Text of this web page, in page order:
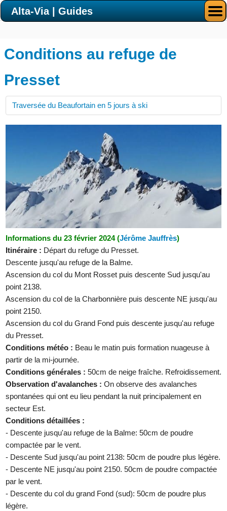
Conditions au refuge de
Presset
Traversée du Beaufortain en 5 jours à ski
Informations du 23 février 2024 (Jérôme Jauffrès)
Itinéraire : Départ du refuge du Presset.
Descente jusqu'au refuge de la Balme.
Ascension du col du Mont Rosset puis descente Sud jusqu'au
point 2138.
Ascension du col de la Charbonnière puis descente NE jusqu'au
point 2150.
Ascension du col du Grand Fond puis descente jusqu'au refuge
du Presset.
Conditions météo : Beau le matin puis formation nuageuse à
partir de la mi-journée.
Conditions générales : 50cm de neige fraîche. Refroidissement.
Observation d'avalanches : On observe des avalanches
spontanées qui ont eu lieu pendant la nuit principalement en
secteur Est.
Conditions détaillées :
- Descente jusqu'au refuge de la Balme: 50cm de poudre
compactée par le vent.
- Descente Sud jusqu'au point 2138: 50cm de poudre plus légère.
- Descente NE jusqu'au point 2150. 50cm de poudre compactée
par le vent.
- Descente du col du grand Fond (sud): 50cm de poudre plus
légère.
Alta-Via | Guides